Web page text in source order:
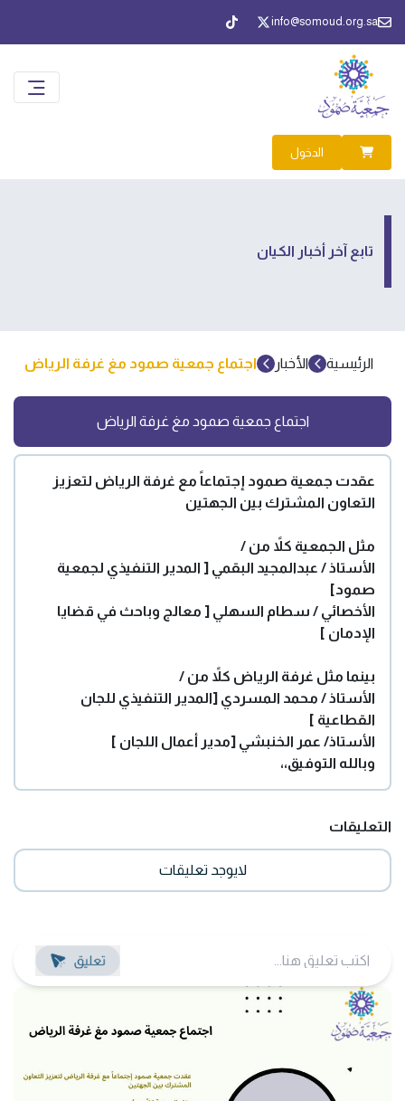
info@somoud.org.sa
الدخول
تابع آخر أخبار الكيان
الرئيسية الأخبار اجتماع جمعية صمود مغ غرفة الرياض
اجتماع جمعية صمود مغ غرفة الرياض
عقدت جمعية صمود إجتماعاً مع غرفة الرياض لتعزيز
التعاون المشترك بين الجهتين
مثل الجمعية كلاً من /
الأستاذ / عبدالمجيد البقمي [ المدير التنفيذي لجمعية
صمود]
الأخصائي / سطام السهلي [ معالج وباحث في قضايا
الإدمان ]
بينما مثل غرفة الرياض كلاً من /
الأستاذ / محمد المسردي [المدير التنفيذي للجان
القطاعية ]
الأستاذ/ عمر الخنبشي [مدير أعمال اللجان ]
وبالله التوفيق،،
التعليقات
لايوجد تعليقات